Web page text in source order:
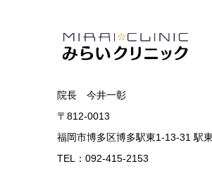
院長 今井一彰
〒812-0013
福岡市博多区博多駅東1-13-31 駅
TEL：092-415-2153